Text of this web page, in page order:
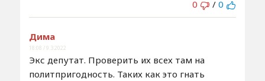
0
/ 0
Дима
18:08 / 9.3.2022
Экс депутат. Проверить их всех там на
политпригодность. Таких как это гнать